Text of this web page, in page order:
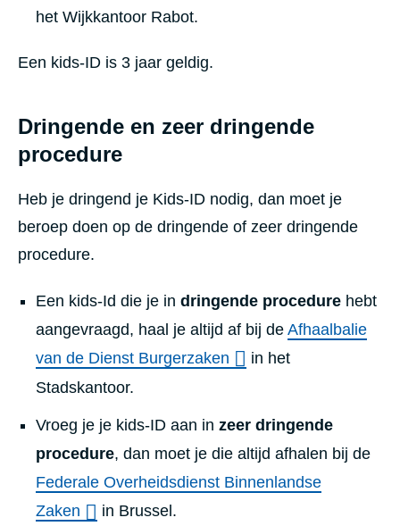
het Wijkkantoor Rabot.
Een kids-ID is 3 jaar geldig.
Dringende en zeer dringende
procedure
Heb je dringend je Kids-ID nodig, dan moet je
beroep doen op de dringende of zeer dringende
procedure.
Een kids-Id die je in dringende procedure hebt
aangevraagd, haal je altijd af bij de Afhaalbalie
van de Dienst Burgerzaken
in het
Stadskantoor.
Vroeg je je kids-ID aan in zeer dringende
procedure, dan moet je die altijd afhalen bij de
Federale Overheidsdienst Binnenlandse
Zaken
in Brussel.